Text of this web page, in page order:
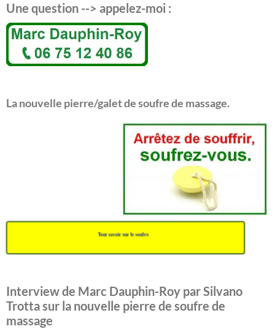
Une question --> appelez-moi :
La nouvelle pierre/galet de soufre de massage.
Tout savoir sur le soufre
Interview de Marc Dauphin-Roy par Silvano
Trotta sur la nouvelle pierre de soufre de
massage